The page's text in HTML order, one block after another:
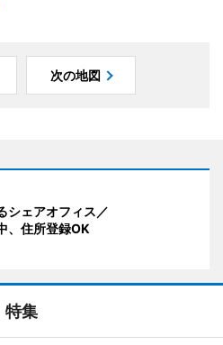
次の地図
シェアオフィス／
、住所登録OK
特集